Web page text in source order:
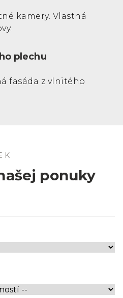
kamery. Vlastná
plechu
fasáda z vlnitého
ponuky